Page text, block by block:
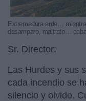
Extremadura arde…
desamparo, maltrato…
Sr. Director:
Las Hurdes y sus
cada incendio se
silencio y olvido.